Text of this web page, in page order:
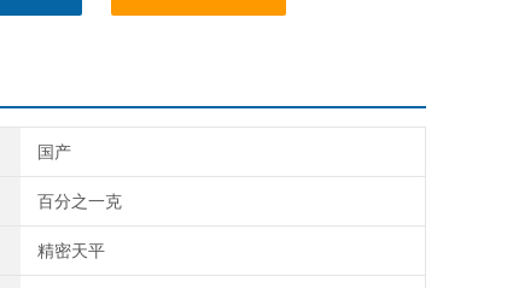
国产
百分之一克
精密天平